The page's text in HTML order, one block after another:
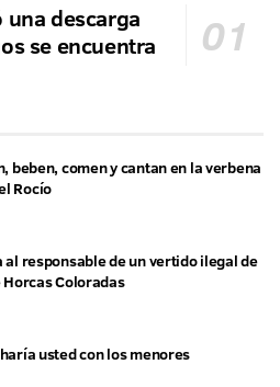
una descarga
se encuentra
beben, comen y cantan en la verbena
Rocío
al responsable de un vertido ilegal de
Coloradas
usted con los menores